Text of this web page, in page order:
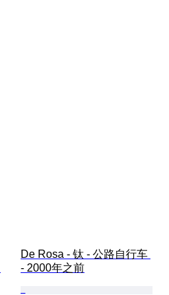
De Rosa - 钛 - 公路自行车
- 2000年之前